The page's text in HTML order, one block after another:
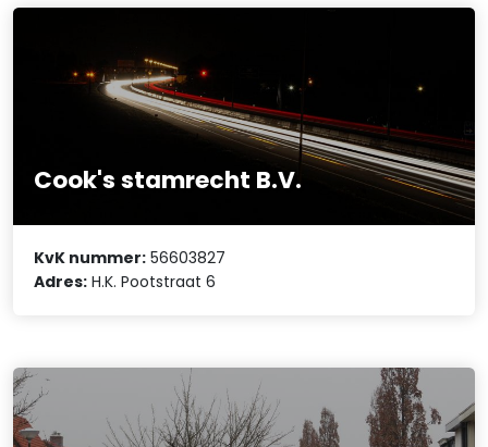
Cook's stamrecht B.V.
KvK nummer: 56603827
Adres: H.K. Pootstraat 6